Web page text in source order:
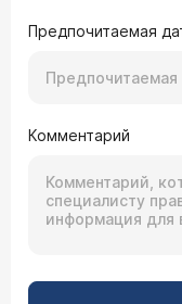
Предпочитаемая
Комментарий